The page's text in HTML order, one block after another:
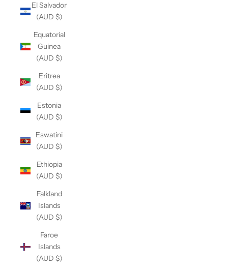
El Salvador
(AUD $)
Equatorial
Guinea
(AUD $)
Eritrea
(AUD $)
Estonia
(AUD $)
Eswatini
(AUD $)
Ethiopia
(AUD $)
Falkland
Islands
(AUD $)
Faroe
Islands
(AUD $)